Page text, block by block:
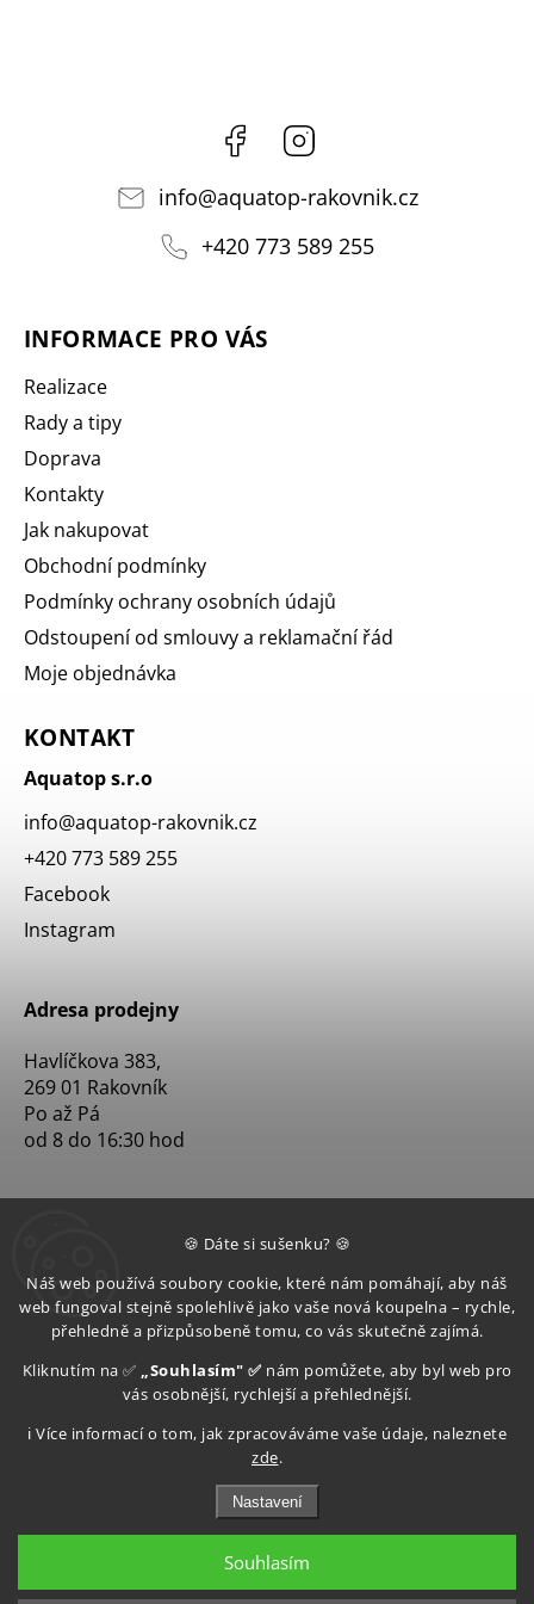
🍪 Dáte si sušenku? 🍪
Náš web používá soubory cookie, které nám pomáhají, aby náš
web fungoval stejně spolehlivě jako vaše nová koupelna – rychle,
přehledně a přizpůsobeně tomu, co vás skutečně zajímá.
Kliknutím na ✅ „Souhlasím" ✅ nám pomůžete, aby byl web pro
vás osobnější, rychlejší a přehlednější.
ℹ️ Více informací o tom, jak zpracováváme vaše údaje, naleznete
zde.
Nastavení
Souhlasím
Facebook
info@aquatop-rakovnik.cz
+420 773 589 255
INFORMACE PRO VÁS
Realizace
Rady a tipy
Doprava
Kontakty
Jak nakupovat
Obchodní podmínky
Podmínky ochrany osobních údajů
Odstoupení od smlouvy a reklamační řád
Moje objednávka
KONTAKT
Aquatop s.r.o
info@aquatop-rakovnik.cz
+420 773 589 255
Facebook
Instagram
Adresa prodejny
Havlíčkova 383,
269 01 Rakovník
Po až Pá
od 8 do 16:30 hod
Upravit nastavení cookies